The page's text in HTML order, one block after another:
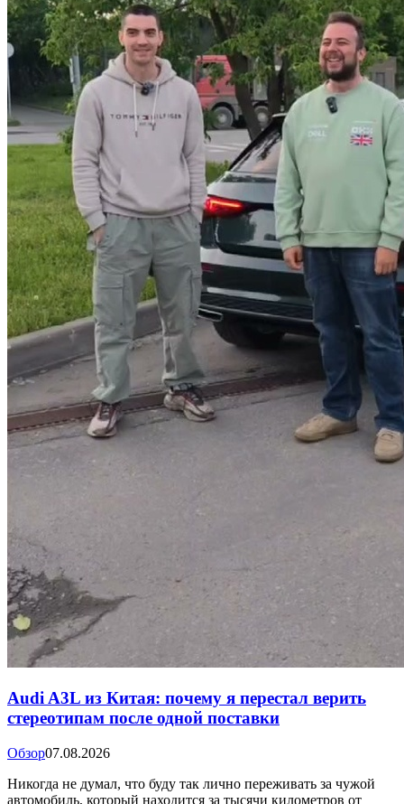
Audi A3L из Китая: почему я перестал верить
стереотипам после одной поставки
Обзор07.08.2026
Никогда не думал, что буду так лично переживать за чужой
автомобиль, который находится за тысячи километров от